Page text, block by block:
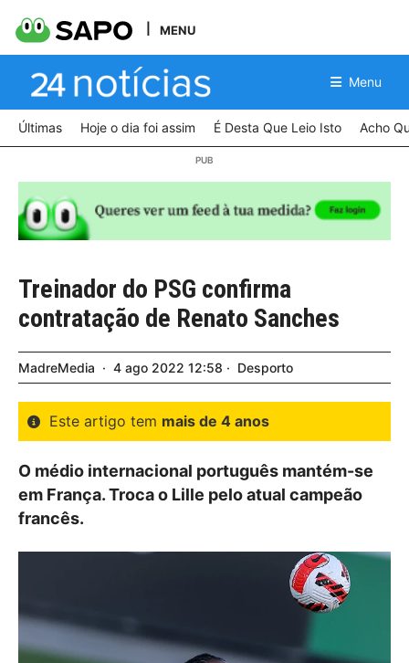
MENU
Menu
Últimas Hoje o dia foi assim É Desta Que Leio Isto Acho
Treinador do PSG confirma
contratação de Renato Sanches
MadreMedia 4 ago 2022 12:58 Desporto
Este artigo tem mais de 4 anos
O médio internacional português mantém-se
em França. Troca o Lille pelo atual campeão
francês.